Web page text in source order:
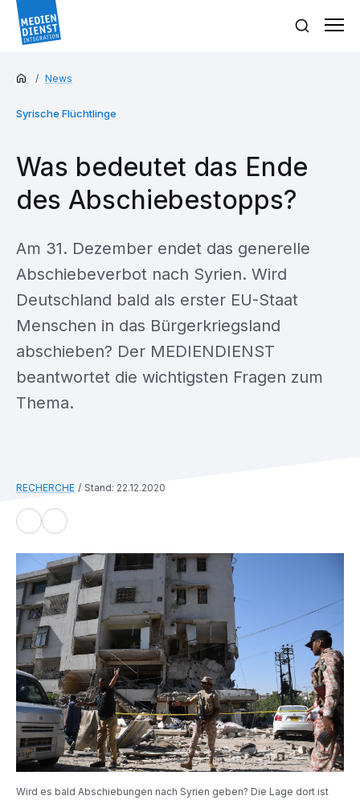
News
Syrische Flüchtlinge
Was bedeutet das Ende
des Abschiebestopps?
RECHERCHE Stand: 22.12.2020
Am 31. Dezember endet das generelle
Abschiebeverbot nach Syrien. Wird
Deutschland bald als erster EU-Staat
Menschen in das Bürgerkriegsland
abschieben? Der MEDIENDIENST
beantwortet die wichtigsten Fragen zum
Thema.
Wird es bald Abschiebungen nach Syrien geben? Die Lage dort ist